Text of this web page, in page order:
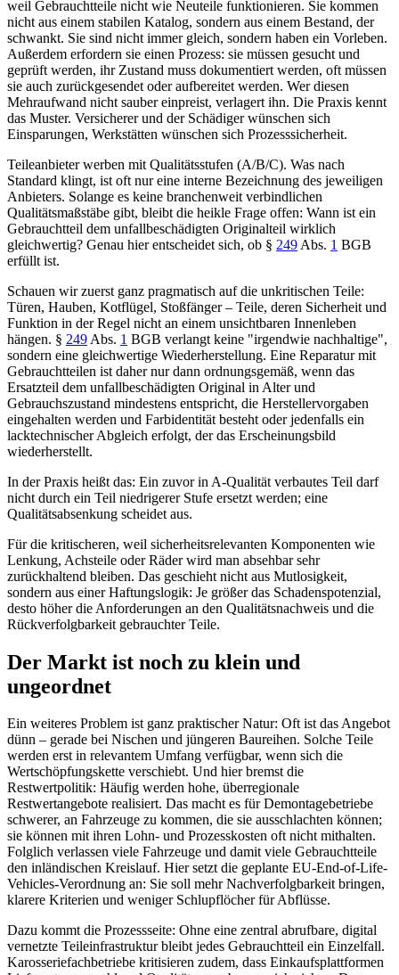
weil Gebrauchtteile nicht wie Neuteile funktionieren. Sie kommen
nicht aus einem stabilen Katalog, sondern aus einem Bestand, der
schwankt. Sie sind nicht immer gleich, sondern haben ein Vorleben.
Außerdem erfordern sie einen Prozess: sie müssen gesucht und
geprüft werden, ihr Zustand muss dokumentiert werden, oft müssen
sie auch zurückgesendet oder aufbereitet werden. Wer diesen
Mehraufwand nicht sauber einpreist, verlagert ihn. Die Praxis kennt
das Muster. Versicherer und der Schädiger wünschen sich
Einsparungen, Werkstätten wünschen sich Prozesssicherheit.
Teileanbieter werben mit Qualitätsstufen (A/B/C). Was nach
Standard klingt, ist oft nur eine interne Bezeichnung des jeweiligen
Anbieters. Solange es keine branchenweit verbindlichen
Qualitätsmaßstäbe gibt, bleibt die heikle Frage offen: Wann ist ein
Gebrauchtteil dem unfallbeschädigten Originalteil wirklich
gleichwertig? Genau hier entscheidet sich, ob § 249 Abs. 1 BGB
erfüllt ist.
Schauen wir zuerst ganz pragmatisch auf die unkritischen Teile:
Türen, Hauben, Kotflügel, Stoßfänger – Teile, deren Sicherheit und
Funktion in der Regel nicht an einem unsichtbaren Innenleben
hängen. § 249 Abs. 1 BGB verlangt keine "irgendwie nachhaltige",
sondern eine gleichwertige Wiederherstellung. Eine Reparatur mit
Gebrauchtteilen ist daher nur dann ordnungsgemäß, wenn das
Ersatzteil dem unfallbeschädigten Original in Alter und
Gebrauchszustand mindestens entspricht, die Herstellervorgaben
eingehalten werden und Farbidentität besteht oder jedenfalls ein
lacktechnischer Abgleich erfolgt, der das Erscheinungsbild
wiederherstellt.
In der Praxis heißt das: Ein zuvor in A-Qualität verbautes Teil darf
nicht durch ein Teil niedrigerer Stufe ersetzt werden; eine
Qualitätsabsenkung scheidet aus.
Für die kritischeren, weil sicherheitsrelevanten Komponenten wie
Lenkung, Achsteile oder Räder wird man absehbar sehr
zurückhaltend bleiben. Das geschieht nicht aus Mutlosigkeit,
sondern aus einer Haftungslogik: Je größer das Schadenspotenzial,
desto höher die Anforderungen an den Qualitätsnachweis und die
Rückverfolgbarkeit gebrauchter Teile.
Der Markt ist noch zu klein und
ungeordnet
Ein weiteres Problem ist ganz praktischer Natur: Oft ist das Angebot
dünn – gerade bei Nischen und jüngeren Baureihen. Solche Teile
werden erst in relevantem Umfang verfügbar, wenn sich die
Wertschöpfungskette verschiebt. Und hier bremst die
Restwertpolitik: Häufig werden hohe, überregionale
Restwertangebote realisiert. Das macht es für Demontagebetriebe
schwerer, an Fahrzeuge zu kommen, die sie ausschlachten können;
sie können mit ihren Lohn- und Prozesskosten oft nicht mithalten.
Folglich verlassen viele Fahrzeuge und damit viele Gebrauchtteile
den inländischen Kreislauf. Hier setzt die geplante EU-End-of-Life-
Vehicles-Verordnung an: Sie soll mehr Nachverfolgbarkeit bringen,
klarere Kriterien und weniger Schlupflöcher für Abflüsse.
Dazu kommt die Prozessseite: Ohne eine zentral abrufbare, digital
vernetzte Teileinfrastruktur bleibt jedes Gebrauchtteil ein Einzelfall.
Karosseriefachbetriebe kritisieren zudem, dass Einkaufsplattformen